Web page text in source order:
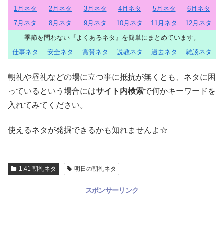
1月ネタ
2月ネタ 3月ネタ 4月ネタ 5月ネタ
6月ネタ
7月ネタ
8月ネタ 9月ネタ 10月ネタ 11月ネタ
12月ネタ
季節を問わない『よくあるネタ』を簡単にまとめています。
仕事ネタ
安全ネタ 賞賛ネタ 説教ネタ 過去ネタ 雑談ネタ
朝礼や昼礼などの場に立つ事に抵抗が無くとも、ネタに困
っているという場合にはサイト内検索で何かキーワードを
入れてみてください。
使えるネタが発掘できるかも知れませんよ☆
1.41 朝礼ネタ 明日の朝礼ネタ
スポンサーリンク